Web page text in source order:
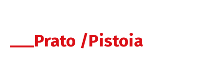
Prato /Pistoia